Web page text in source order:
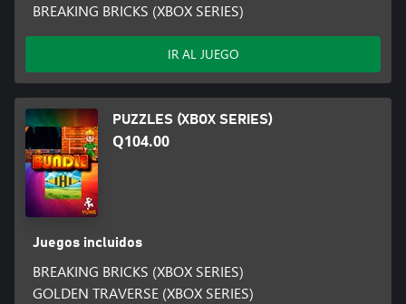
BREAKING BRICKS (XBOX SERIES)
IR AL JUEGO
PUZZLES (XBOX SERIES)
Q104.00
Juegos incluidos
BREAKING BRICKS (XBOX SERIES)
GOLDEN TRAVERSE (XBOX SERIES)